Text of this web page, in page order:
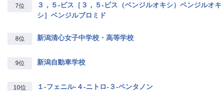
7位
３，５‐ビス［３，５‐ビス（ベンジルオキシ）ベンジルオキ
シ］ベンジルブロミド
8位 新潟清心女子中学校・高等学校
9位 新潟自動車学校
10位 １‐フェニル‐４‐ニトロ‐３‐ペンタノン